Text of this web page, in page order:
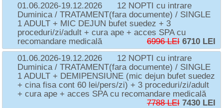
01.06.2026-19.12.2026
12 NOPTI cu intrare
Duminica / TRATAMENT(fara documente) / SINGLE
1 ADULT + MIC DEJUN bufet suedez + 3
proceduri/zi/adult + cura ape + acces SPA cu
recomandare medicală
6996 LEI 6710 LEI
01.06.2026-19.12.2026
12 NOPTI cu intrare
Duminica / TRATAMENT(fara documente) / SINGLE
1 ADULT + DEMIPENSIUNE (mic dejun bufet suedez
+ cina fisa cont 60 lei/pers/zi) + 3 proceduri/zi/adult
+ cura ape + acces SPA cu recomandare medicală
7788 LEI 7430 LEI